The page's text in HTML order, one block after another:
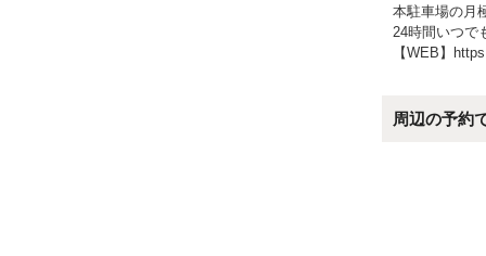
本駐車場の月
24時間いつで
【WEB】
周辺の予約